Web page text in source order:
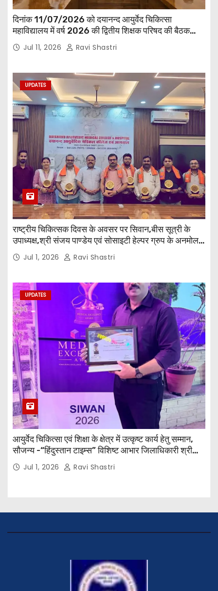
दिनांक 11/07/2026 को दयानन्द आयुर्वेद चिकित्सा
महाविद्यालय में वर्ष 2026 की द्वितीय शिक्षक परिषद की बैठक
प्राचार्य की अध्यक्षता में हुई। बैठक मे महाविद्यालय सभी
विभागाध्यक्ष एवं शिक्षक सम्मिलित हुए।
Jul 11, 2026 Ravi Shastri
UPDATES
राष्ट्रीय चिकित्सक दिवस के अवसर पर सिवान,बीस सूत्री के
उपाध्यक्ष,श्री संजय पाण्डेय एवं सोसाइटी हेल्पर ग्रुप के अनमोल
जी तथा इनर व्हील क्लब की अध्यक्षा श्रीमती आरती अलोक वर्मा
एवं उनकी टीम द्वारा महाविद्यालय के प्राचार्य डॉ. सुधांशु शेखर
Jul 1, 2026 Ravi Shastri
UPDATES
आयुर्वेद चिकित्सा एवं शिक्षा के क्षेत्र में उत्कृष्ट कार्य हेतु सम्मान,
सौजन्य -“हिंदुस्तान टाइम्स” विशिष्ट आभार जिलाधिकारी श्री
विवेक रंजन मैत्रेय (भा०प्र० से०), आरक्षी अधीक्षक श्री पूरन झा
(भा०पु०से०) सिविल सर्जन, सिवान एवं ब्यूरो चीफ श्री नीरज
Jul 1, 2026 Ravi Shastri